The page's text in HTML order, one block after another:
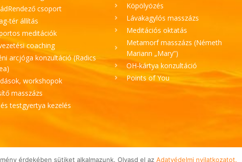
csoport
tér állítás
meditációk
coaching
arcjóga konzultáció (Radics
workshopok
masszázs
testgyertya kezelés
Köpölyözés
Lávakagylós masszázs
Meditációs oktatás
Metamorf masszázs (Németh
Mariann „Mary”)
OH-kártya konzultáció
Points of You
érdekében sütiket alkalmazunk. Olvasd el az Adatvédelmi nyilatkozatot.